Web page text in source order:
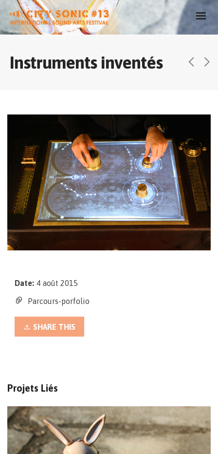
Instruments inventés
Date: 4 août 2015
Parcours-porfolio
SHARE THIS
Projets Liés